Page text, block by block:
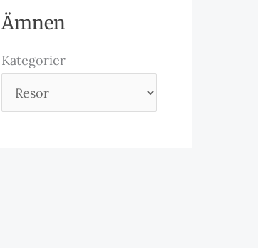
Ämnen
Kategorier